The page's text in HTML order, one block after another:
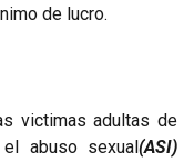
de lucro.
victimas adultas de
abuso sexual (ASI)